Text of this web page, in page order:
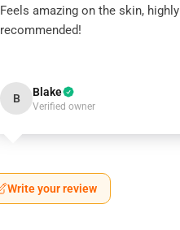
Feels amazing on the skin, highly
recommended!
B Blake
Verified owner
Write your review